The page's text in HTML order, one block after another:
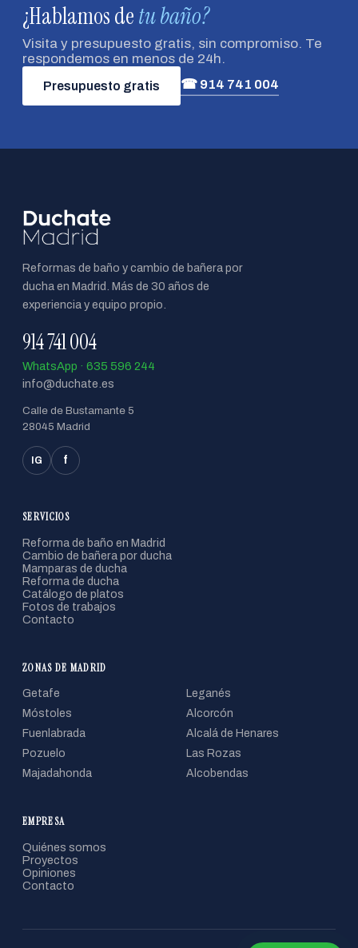
¿Hablamos detu baño?
Visita y presupuesto gratis, sin compromiso. Te
respondemos en menos de 24h.
Presupuesto gratis ☎ 914 741 004
Reformas de baño y cambio de bañera por
ducha en Madrid. Más de 30 años de
experiencia y equipo propio.
914 741 004
WhatsApp · 635 596 244
info@duchate.es
Calle de Bustamante 5
28045 Madrid
IG f
SERVICIOS
Reforma de baño en Madrid
Cambio de bañera por ducha
Mamparas de ducha
Reforma de ducha
Catálogo de platos
Fotos de trabajos
Contacto
ZONAS DE MADRID
Getafe
Leganés
Móstoles
Alcorcón
Fuenlabrada
Alcalá de Henares
Pozuelo
Las Rozas
Majadahonda
Alcobendas
EMPRESA
Quiénes somos
Proyectos
Opiniones
Contacto